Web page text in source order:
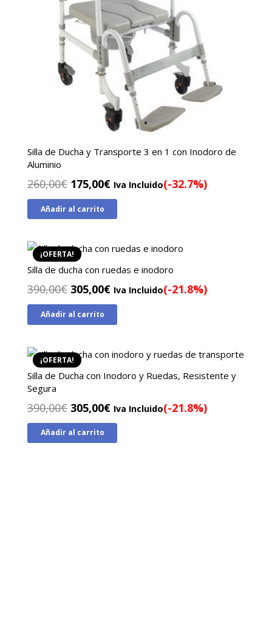
Silla de Ducha y Transporte 3 en 1 con Inodoro de
Aluminio
260,00€ El
precio
original
260,00€.
175,00€El
precio
actual
175,00€.
Iva Incluido(-32.7%)
Añadir al carrito
¡OFERTA!
Silla de ducha con ruedas e inodoro
390,00€ El
precio
original
390,00€.
305,00€El
precio
305,00€.
Iva Incluido(-21.8%)
Añadir al carrito
¡OFERTA!
Silla de Ducha con Inodoro y Ruedas, Resistente y
Segura
390,00€ El
precio
original
305,00€El
precio
Iva Incluido(-21.8%)
Añadir al carrito